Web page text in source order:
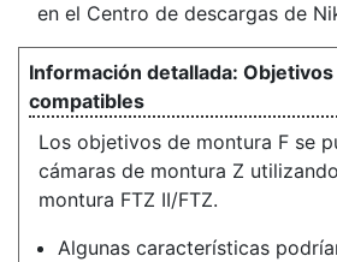
en el Centro de descargas de
compatibles
Los objetivos de montura F se
cámaras de montura Z
montura FTZ II/FTZ.
Algunas características